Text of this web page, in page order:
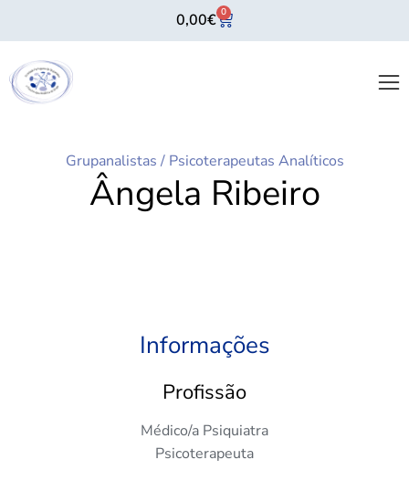
0,00€ 0
Grupanalistas / Psicoterapeutas Analíticos
Ângela Ribeiro
Informações
Profissão
Médico/a Psiquiatra
Psicoterapeuta